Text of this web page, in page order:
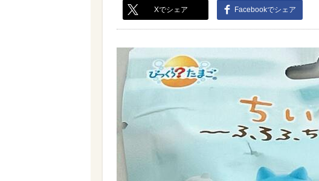
Xでシェア Facebookでシェア